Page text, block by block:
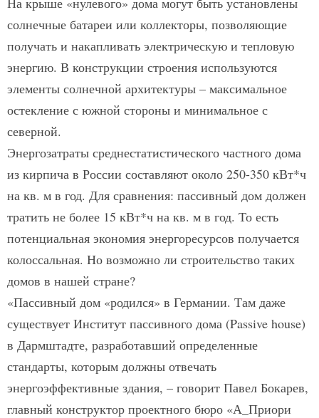
солнечные батареи или коллекторы, позволяющие
получать и накапливать электрическую и тепловую
энергию. В конструкции строения используются
элементы солнечной архитектуры – максимальное
остекление с южной стороны и минимальное с
северной.
Энергозатраты среднестатистического частного дома
из кирпича в России составляют около 250-350 кВт*ч
на кв. м в год. Для сравнения: пассивный дом должен
тратить не более 15 кВт*ч на кв. м в год. То есть
потенциальная экономия энергоресурсов получается
колоссальная. Но возможно ли строительство таких
домов в нашей стране?
«Пассивный дом «родился» в Германии. Там даже
существует Институт пассивного дома (Passive house)
в Дармштадте, разработавший определенные
стандарты, которым должны отвечать
энергоэффективные здания, – говорит Павел Бокарев,
главный конструктор проектного бюро «А_Приори